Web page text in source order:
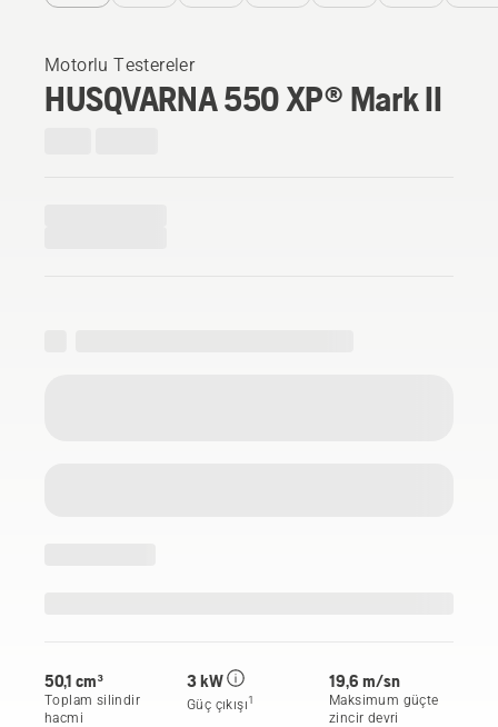
Motorlu Testereler
HUSQVARNA 550 XP® Mark II
50,1 cm³
Toplam silindir
hacmi
3 kW
Güç çıkışı1
19,6 m/sn
Maksimum güçte
zincir devri